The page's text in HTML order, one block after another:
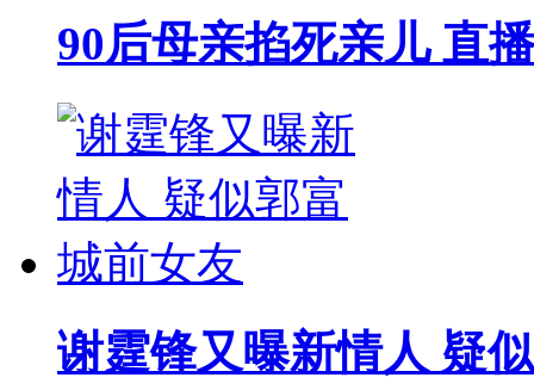
90后母亲掐死亲儿 直播
谢霆锋又曝新情人 疑似